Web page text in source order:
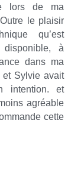
lors de ma
le plaisir
qu’est
à
dans ma
et Sylvie avait
intention. et
agréable
cette